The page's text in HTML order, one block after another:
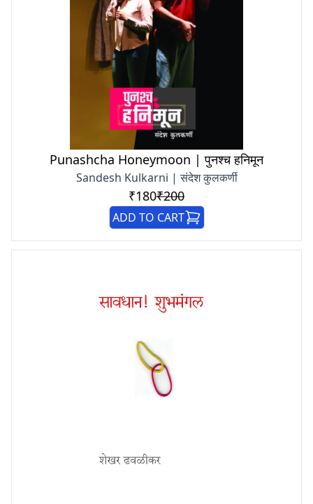
Punashcha Honeymoon | पुनश्च हनिमून
Sandesh Kulkarni | संदेश कुलकर्णी
₹180₹200
ADD TO CART